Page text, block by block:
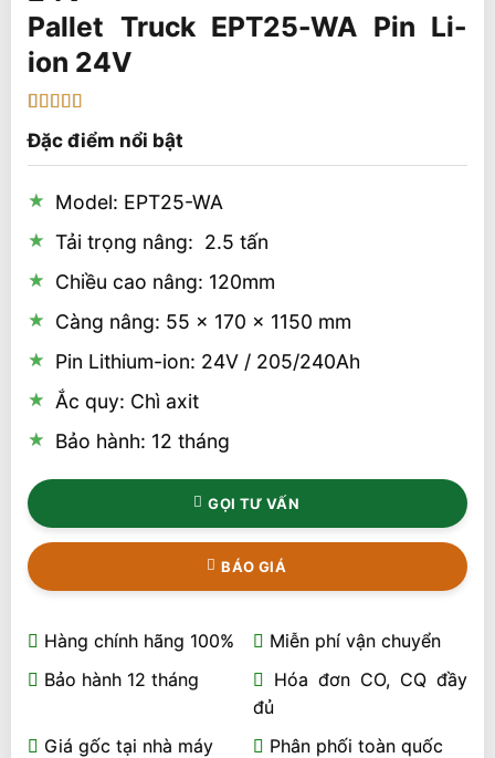
Pallet Truck EPT25-WA Pin Li-
ion 24V
trên 5 dựa
trênđánh
giá
Đặc điểm nổi bật
Model: EPT25-WA
Tải trọng nâng: 2.5 tấn
Chiều cao nâng: 120mm
Càng nâng: 55 x 170 x 1150 mm
Pin Lithium-ion: 24V / 205/240Ah
Ắc quy: Chì axit
Bảo hành: 12 tháng
GỌI TƯ VẤN
BÁO GIÁ
Hàng chính hãng 100%
Miễn phí vận chuyển
Bảo hành 12 tháng
Hóa đơn CO, CQ đầy
đủ
Giá gốc tại nhà máy
Phân phối toàn quốc